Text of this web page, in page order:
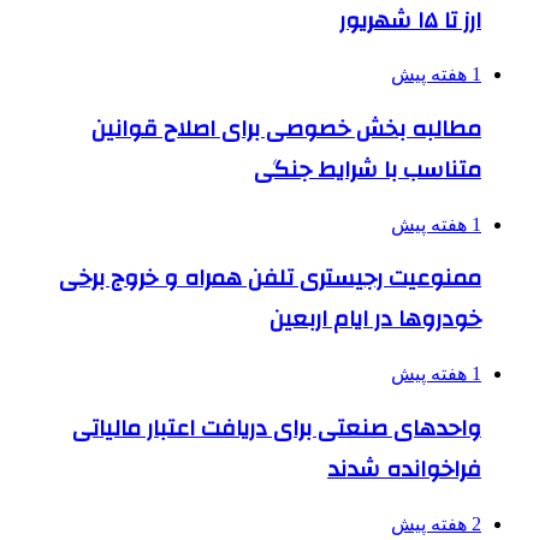
ارز تا ۱۵ شهریور
1 هفته پیش
مطالبه بخش خصوصی برای اصلاح قوانین
متناسب با شرایط جنگی
1 هفته پیش
ممنوعیت رجیستری تلفن همراه و خروج برخی
خودروها در ایام اربعین
1 هفته پیش
واحدهای صنعتی برای دریافت اعتبار مالیاتی
فراخوانده شدند
2 هفته پیش